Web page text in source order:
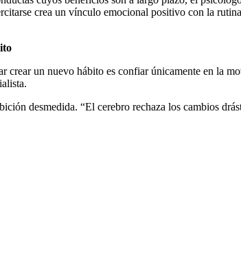
crea un vínculo emocional positivo con la
crear un nuevo hábito es confiar únicamente en la
desmedida. “El cerebro rechaza los cambios